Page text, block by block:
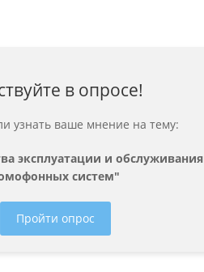
в опросе!
узнать ваше мнение на тему:
эксплуатации и обслуживания
систем"
Пройти опрос